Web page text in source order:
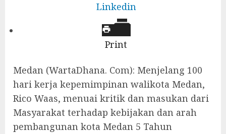
Linkedin
Print
Medan (WartaDhana. Com): Menjelang 100
hari kerja kepemimpinan walikota Medan,
Rico Waas, menuai kritik dan masukan dari
Masyarakat terhadap kebijakan dan arah
pembangunan kota Medan 5 Tahun